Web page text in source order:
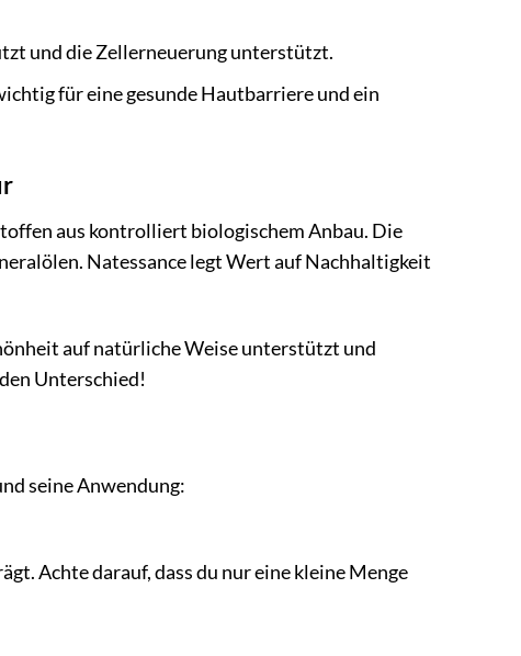
und die Zellerneuerung unterstützt.
für eine gesunde Hautbarriere und ein
aus kontrolliert biologischem Anbau. Die
Natessance legt Wert auf Nachhaltigkeit
auf natürliche Weise unterstützt und
Unterschied!
seine Anwendung:
Achte darauf, dass du nur eine kleine Menge